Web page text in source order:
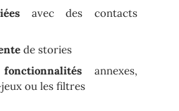
avec des contacts
de stories
annexes,
ou les filtres